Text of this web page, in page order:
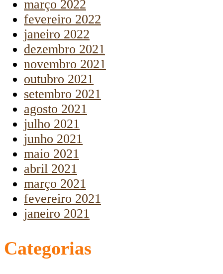
março 2022
fevereiro 2022
janeiro 2022
dezembro 2021
novembro 2021
outubro 2021
setembro 2021
agosto 2021
julho 2021
junho 2021
maio 2021
abril 2021
março 2021
fevereiro 2021
janeiro 2021
Categorias